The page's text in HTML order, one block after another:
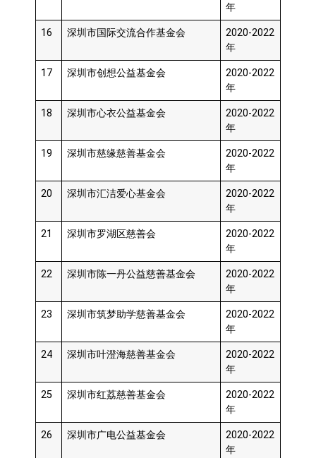
年
16 深圳市国际交流合作基金会
2020-2022
年
17 深圳市创想公益基金会
2020-2022
年
18 深圳市心衣公益基金会
2020-2022
年
19 深圳市慈缘慈善基金会
2020-2022
年
20 深圳市汇洁爱心基金会
2020-2022
年
21 深圳市罗湖区慈善会
2020-2022
年
22 深圳市陈一丹公益慈善基金会
2020-2022
年
23 深圳市筑梦助学慈善基金会
2020-2022
年
24 深圳市叶澄海慈善基金会
2020-2022
年
25 深圳市红荔慈善基金会
2020-2022
年
26 深圳市广电公益基金会
2020-2022
年